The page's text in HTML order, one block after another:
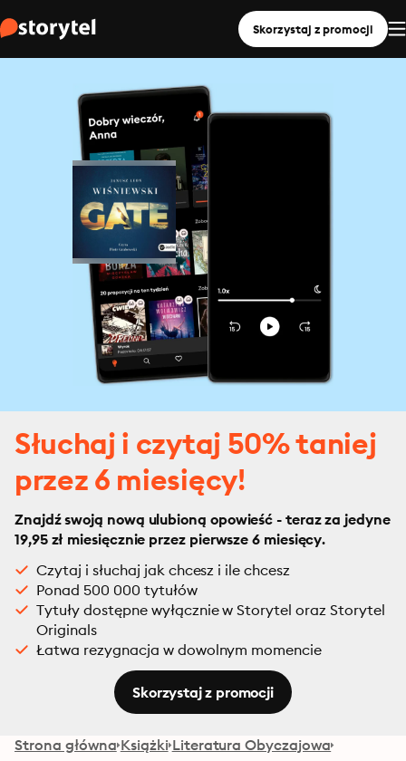
Skorzystaj z promocji
Słuchaj i czytaj 50% taniej
przez 6 miesięcy!
Znajdź swoją nową ulubioną opowieść - teraz za jedyne
19,95 zł miesięcznie przez pierwsze 6 miesięcy.
Czytaj i słuchaj jak chcesz i ile chcesz
Ponad 500 000 tytułów
Tytuły dostępne wyłącznie w Storytel oraz Storytel
Originals
Łatwa rezygnacja w dowolnym momencie
Skorzystaj z promocji
Strona główna Książki Literatura Obyczajowa